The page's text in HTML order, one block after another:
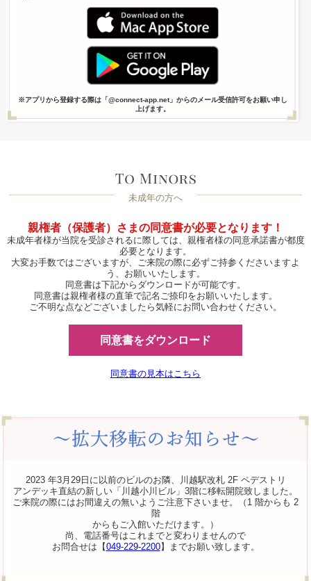
※アプリから登録する際は「@connect-app.net」からのメール受信許可をお願い申し
上げます。
未成年の方へ
親権者（保護者）さまの同意書が必要となります！
未成年者様が当院を受診されるに際しては、親権者様の同意承諾書が都度
必要となります。
大変お手数ではございますが、ご来院の際に必ずご持参くださいますよ
う、お願いいたします。
同意書は下記からダウンロードが可能です。
同意書は親権者様の直筆で記名ご捺印をお願いいたします。
ご不明な点などございましたら気軽にお問い合わせください。
同意書をダウンロード
同意書の見本はこちら
2023 年3月29日に以前のビルのお隣、川越駅改札 2F ペデストリ
アンデッキ直結の新しい「川越小川ビル」3階に移転開院致しました。
ご来院の際にはお間違えの無いようご注意下さいませ。（1 階からも 2
階
からもご入館いただけます。）
尚、電話番号はこれまでと変わりませんので
お問合せは【049-229-2200】までお願い致します。